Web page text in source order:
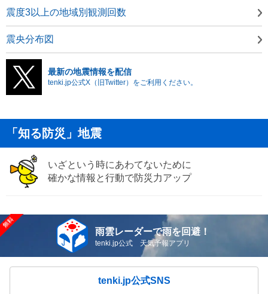
震度3以上の地域別観測回数
震央分布図
最新の地震情報を配信
tenki.jp公式X（旧Twitter）をご利用ください。
「知る防災」地震
いざという時にあわてないために
確かな情報と行動で防災力アップ
雨雲レーダーで雨を回避！
tenki.jp公式 天気予報アプリ
tenki.jp公式SNS